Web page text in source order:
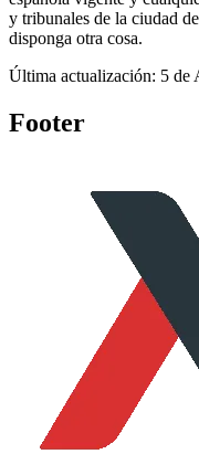
y tribunales de la ciudad
disponga otra cosa.
Última actualización: 5 de
Footer